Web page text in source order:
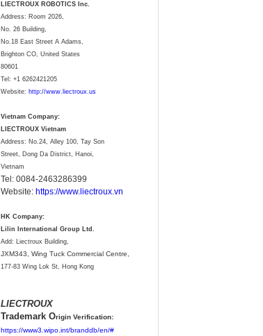
LIECTROUX ROBOTICS Inc.
Address: Room 2026,
No. 26 Building,
No.18 East Street A Adams,
Brighton CO, United States
80601
Tel: +1 6262421205
Website: http://www.liectroux.us
Vietnam Company:
LIECTROUX Vietnam
Address: No.24, Alley 100, Tay Son
Street, Dong Da District, Hanoi,
Vietnam
Tel: 0084-2463286399
Website: https://www.liectroux.vn
HK Company:
Lilin International Group Ltd.
Add: Liectroux Building,
JXM343, Wing Tuck Commercial Centre,
177-83 Wing Lok St, Hong Kong
LIECTROUX
Trademark Origin Verification:
https://www3.wipo.int/branddb/en/#